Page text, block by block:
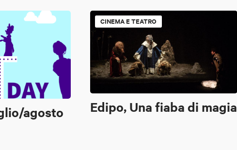
agosto
CINEMA E TEATRO
Edipo, Una fiaba di magia